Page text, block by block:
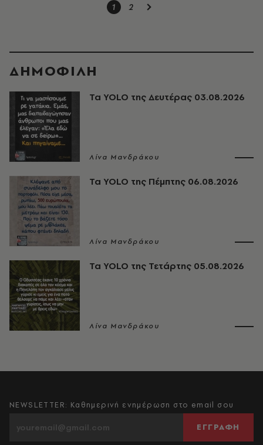
1 2
ΔΗΜΟΦΙΛΗ
Τα YOLO της Δευτέρας 03.08.2026
Λίνα Μανδράκου
Τα YOLO της Πέμπτης 06.08.2026
Λίνα Μανδράκου
Τα YOLO της Τετάρτης 05.08.2026
Λίνα Μανδράκου
NEWSLETTER: Καθημερινή ενημέρωση στο email σου
ΕΓΓΡΑΦΗ